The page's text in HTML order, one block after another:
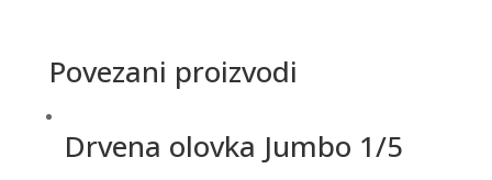
Povezani proizvodi
Drvena olovka Jumbo 1/5